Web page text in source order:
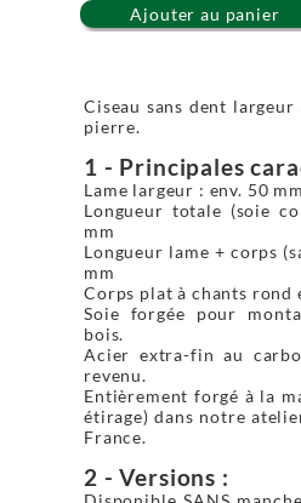
Ajouter au panier
Ciseau sans dent
pierre.
1 - Principales
Lame largeur : env. 50 mm
Longueur totale (soie
mm
Longueur lame + corps
mm
Corps plat à chants rond
Soie forgée pour
bois.
Acier extra-fin au
revenu.
Entièrement forgé à la
étirage) dans notre
France.
2 - Versions :